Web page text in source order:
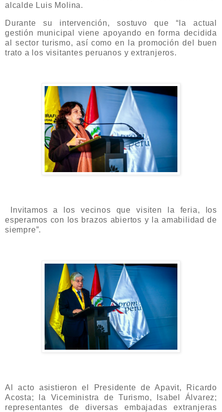
alcalde Luis Molina.
Durante su intervención, sostuvo que “la actual
gestión municipal viene apoyando en forma decidida
al sector turismo, así como en la promoción del buen
trato a los visitantes peruanos y extranjeros.
Invitamos a los vecinos que visiten la feria, los
esperamos con los brazos abiertos y la amabilidad de
siempre”.
Al acto asistieron el Presidente de Apavit, Ricardo
Acosta; la Viceministra de Turismo, Isabel Álvarez;
representantes de diversas embajadas extranjeras